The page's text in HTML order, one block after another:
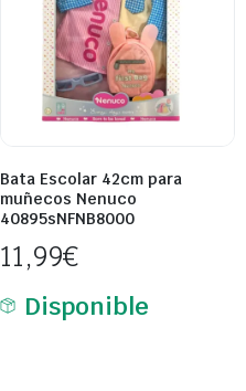
Bata Escolar 42cm para
muñecos Nenuco
40895sNFNB8000
11,99€
Disponible